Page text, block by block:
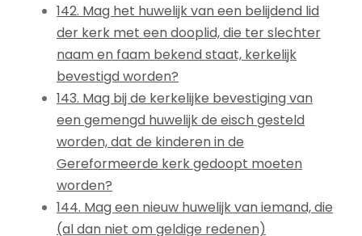
142. Mag het huwelijk van een belijdend lid
der kerk met een dooplid, die ter slechter
naam en faam bekend staat, kerkelijk
bevestigd worden?
143. Mag bij de kerkelijke bevestiging van
een gemengd huwelijk de eisch gesteld
worden, dat de kinderen in de
Gereformeerde kerk gedoopt moeten
worden?
144. Mag een nieuw huwelijk van iemand, die
(al dan niet om geldige redenen)